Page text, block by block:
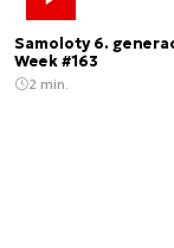
Samoloty 6.
Week #163
2 min.